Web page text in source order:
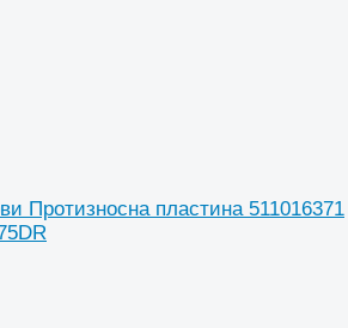
Протизносна пластина 511016371